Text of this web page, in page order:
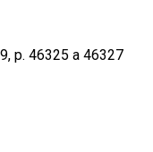
p. 46325 a 46327